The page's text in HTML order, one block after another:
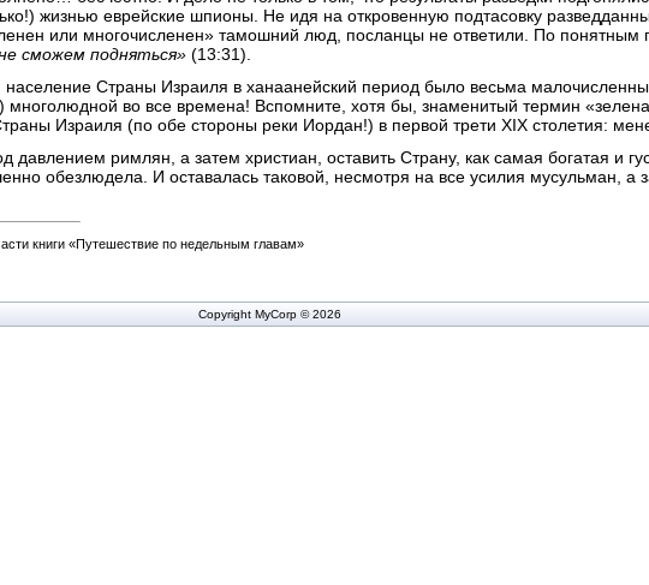
жизнью еврейские шпионы. Не идя на откровенную подтасовку
или многочисленен» тамошний люд, посланцы не ответили. По понятным
сможем подняться» (13:31).
население Страны Израиля в ханаанейский период было весьма
многолюдной во все времена! Вспомните, хотя бы, знаменитый термин
Израиля (по обе стороны реки Иордан!) в первой трети XIX столетия:
давлением римлян, а затем христиан, оставить Страну, как самая богатая и
обезлюдела. И оставалась таковой, несмотря на все усилия мусульман, а
книги «Путешествие по недельным главам»
Copyright MyCorp © 2026